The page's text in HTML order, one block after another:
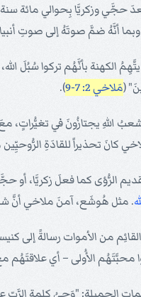
وزكريَّا بِحوالي مائة
أنَّهُ ضمَّ صوتَهُ إلى صوتِ
الكهنة بأنَّهُم تركوا سُبُلَ
(مَلاخي 2: 7-9 ).
اللهِ يجتازُونَ في تغيُّراتٍ،
كانَ تحذيراً للقادَةِ
الرُّؤى كما فعلَ زكريَّا،
. مثل هُوشَع، آمنَ ملاخي أنَّ
من الأموات رسالةً إلى
محبَّتَهُم الأُولى – أي علاقتَهُم